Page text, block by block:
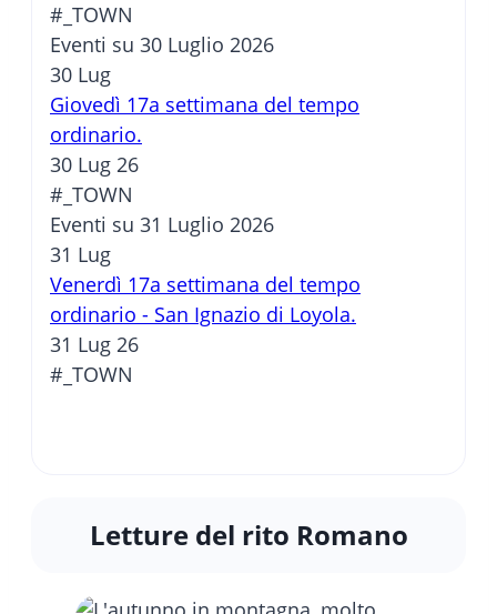
#_TOWN
Eventi su 30 Luglio 2026
30 Lug
Giovedì 17a settimana del tempo
ordinario.
30 Lug 26
#_TOWN
Eventi su 31 Luglio 2026
31 Lug
Venerdì 17a settimana del tempo
ordinario - San Ignazio di Loyola.
31 Lug 26
#_TOWN
Letture del rito Romano